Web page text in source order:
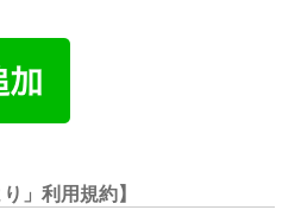
」利用規約】